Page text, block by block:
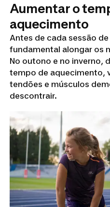
Aumentar o
aquecimento
Antes de cada sessão
fundamental alongar os
No outono e no inverno,
tempo de aquecimento,
tendões e músculos
descontrair.